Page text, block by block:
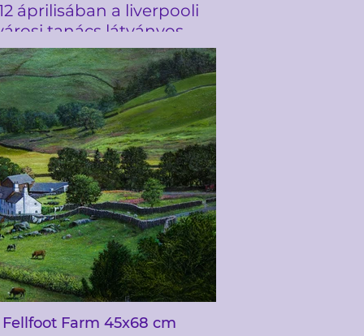
áprilisában a liverpooli
tanács látványos
szervezett a Titanic
elsüllyedésének 100.
emlékezve,
amelyet Liverpoolban
Április 22-én,
emberek százezrei
össze Liverpoolon, és
egy ötven láb magas
öltözött óriást,
és egy hatalmas
kutyát. A hétvégi
inspiráltak a
festésére
Fellfoot Farm 45x68 cm